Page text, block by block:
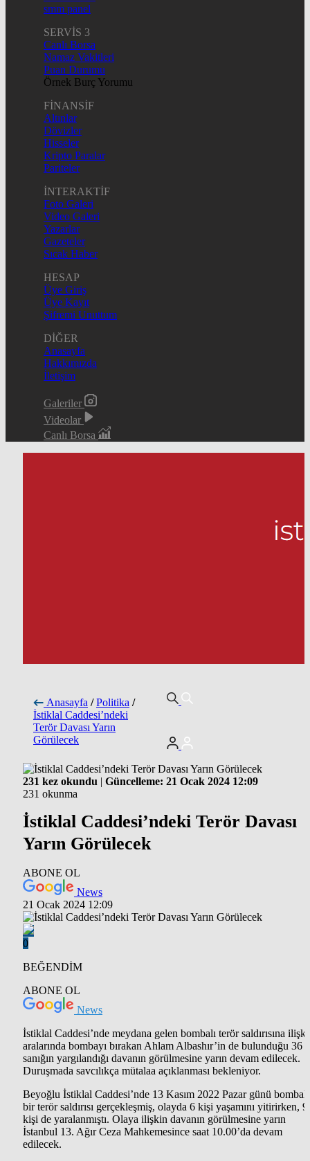
smm panel
SERVİS 3
Canlı Borsa
Namaz Vakitleri
Puan Durumu
Örnek Burç Yorumu
FİNANSİF
Altınlar
Dövizler
Hisseler
Kripto Paralar
Pariteler
İNTERAKTİF
Foto Galeri
Video Galeri
Yazarlar
Gazeteler
Sıcak Haber
HESAP
Üye Giriş
Üye Kayıt
Şifremi Unuttum
DİĞER
Anasayfa
Hakkımızda
İletişim
Galeriler
Videolar
Canlı Borsa
Anasayfa / Politika /
İstiklal Caddesi’ndeki
Terör Davası Yarın
Görülecek
231 kez okundu | Güncelleme: 21 Ocak 2024 12:09
231 okunma
İstiklal Caddesi’ndeki Terör Davası
Yarın Görülecek
ABONE OL
News
21 Ocak 2024 12:09
0
BEĞENDİM
ABONE OL
News
İstiklal Caddesi’nde meydana gelen bombalı terör saldırısına
aralarında bombayı bırakan Ahlam Albashır’in de bulunduğu 36
sanığın yargılandığı davanın görülmesine yarın devam edilecek.
Duruşmada savcılıkça mütalaa açıklanması bekleniyor.
Beyoğlu İstiklal Caddesi’nde 13 Kasım 2022 Pazar günü bombalı
bir terör saldırısı gerçekleşmiş, olayda 6 kişi yaşamını yitirirken,
kişi de yaralanmıştı. Olaya ilişkin davanın görülmesine yarın
İstanbul 13. Ağır Ceza Mahkemesince saat 10.00’da devam
edilecek.